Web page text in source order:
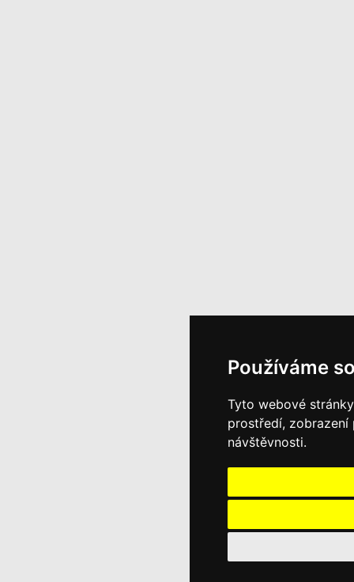
Používáme
Tyto webové
prostředí, zobrazení
návštěvnosti.